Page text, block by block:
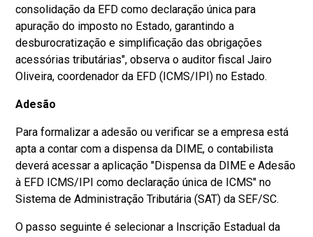
consolidação da EFD como declaração única para
apuração do imposto no Estado, garantindo a
desburocratização e simplificação das obrigações
acessórias tributárias", observa o auditor fiscal Jairo
Oliveira, coordenador da EFD (ICMS/IPI) no Estado.
Adesão
Para formalizar a adesão ou verificar se a empresa está
apta a contar com a dispensa da DIME, o contabilista
deverá acessar a aplicação "Dispensa da DIME e Adesão
à EFD ICMS/IPI como declaração única de ICMS" no
Sistema de Administração Tributária (SAT) da SEF/SC.
O passo seguinte é selecionar a Inscrição Estadual da